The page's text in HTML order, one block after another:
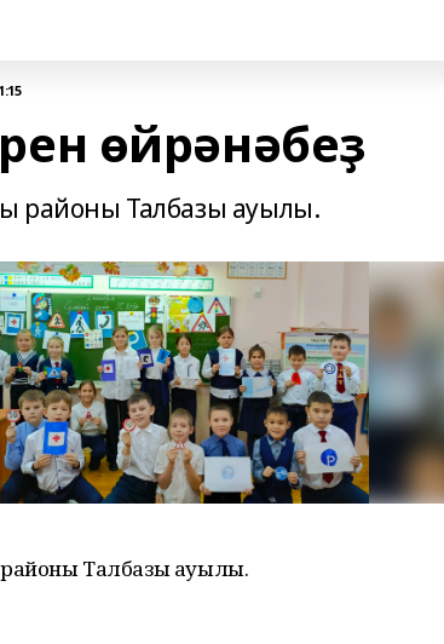
өйрәнәбеҙ
районы Талбазы ауылы.
Талбазы ауылы.